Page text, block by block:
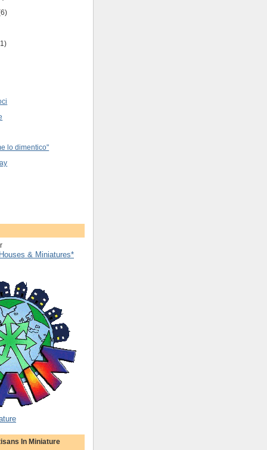
lo dimentico"
& Miniatures*
In Miniature